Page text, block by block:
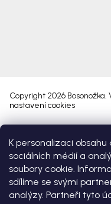
K personalizaci
sociálních médií a
soubory cookie.
sdílíme se svými
analýzy. Partneři tyto
Copyright 2026 Bosonožka.
nastavení cookies